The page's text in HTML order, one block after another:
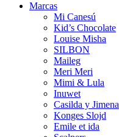
Marcas
Mi Canesú
Kid’s Chocolate
Louise Misha
SILBON
Maileg
Meri Meri
Mimi & Lula
Inuwet
Casilda y Jimena
Konges Slojd
Emile et ida